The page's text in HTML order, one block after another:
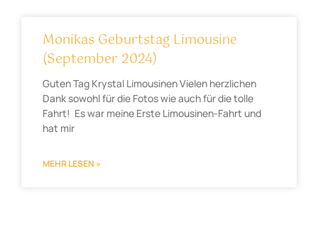
Monikas Geburtstag Limousine
(September 2024)
Guten Tag Krystal Limousinen Vielen herzlichen
Dank sowohl für die Fotos wie auch für die tolle
Fahrt! Es war meine Erste Limousinen-Fahrt und
hat mir
MEHR LESEN »